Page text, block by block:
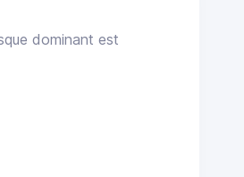
dominant est